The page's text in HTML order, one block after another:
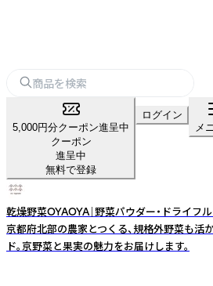
5,000円分クーポン進呈中
クーポン
進呈中
無料で登録
ログイン
メ
乾燥野菜OYAOYA｜野菜パウダー・ドライフ
京都府北部の農家とつくる、規格外野菜も活
ド。京野菜と果実の魅力をお届けします。